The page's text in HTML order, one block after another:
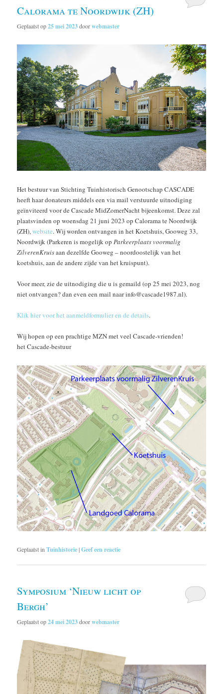
Calorama te Noordwijk (ZH)
Geplaatst op25 mei 2023doorwebmaster
Het bestuur van Stichting Tuinhistorisch Genootschap CASCADE
heeft haar donateurs middels een via mail verstuurde uitnodiging
geïnviteerd voor de Cascade MidZomerNacht bijeenkomst. Deze zal
plaatsvinden op woensdag 21 juni 2023 op Calorama te Noordwijk
(ZH),website. Wij worden ontvangen in het Koetshuis, Gooweg 33,
Noordwijk (Parkeren is mogelijk opParkeerplaats voormalig
ZilverenKruisaan dezelfde Gooweg – noordoostelijk van het
koetshuis, aan de andere zijde van het kruispunt).
Voor meer, zie de uitnodiging die u is gemaild (op 25 mei 2023, nog
niet ontvangen? dan even een mail naar info@cascade1987.nl).
Klik hier voor het aanmeldformulier en de details.
Wij hopen op een prachtige MZN met veel Cascade-vrienden!
het Cascade-bestuur
Geplaatst in Tuinhistorie|Geef een reactie
Symposium ‘Nieuw licht op
Bergh’
Geplaatst op24 mei 2023doorwebmaster